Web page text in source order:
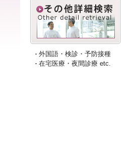
外国語・検診・予防接種
在宅医療・夜間診療 etc.